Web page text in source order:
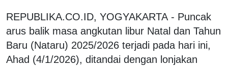
REPUBLIKA.CO.ID, YOGYAKARTA - Puncak
arus balik masa angkutan libur Natal dan Tahun
Baru (Nataru) 2025/2026 terjadi pada hari ini,
Ahad (4/1/2026), ditandai dengan lonjakan